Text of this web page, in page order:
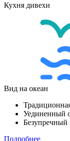
Кухня дивехи
Вид на океан
Уединенный
Безупречный
Подробнее